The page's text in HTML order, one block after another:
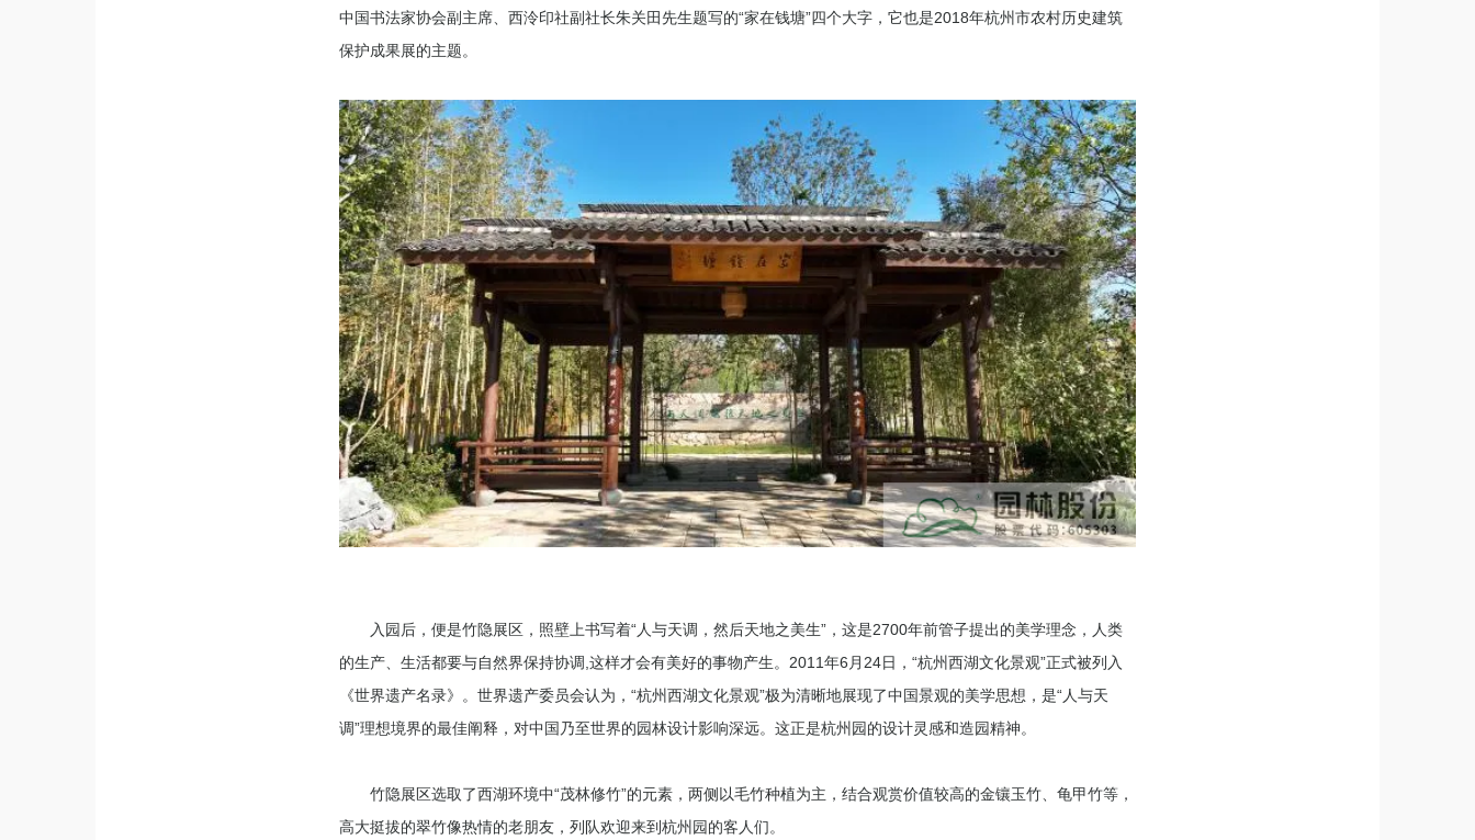
中国书法家协会副主席、西泠印社副社长朱关田先生题写的“家在钱塘”四个大字，它也是2018年杭州市农村历史建筑
保护成果展的主题。
入园后，便是竹隐展区，照壁上书写着“人与天调，然后天地之美生”，这是2700年前管子提出的美学理念，人类
的生产、生活都要与自然界保持协调,这样才会有美好的事物产生。2011年6月24日，“杭州西湖文化景观”正式被列入
《世界遗产名录》。世界遗产委员会认为，“杭州西湖文化景观”极为清晰地展现了中国景观的美学思想，是“人与天
调”理想境界的最佳阐释，对中国乃至世界的园林设计影响深远。这正是杭州园的设计灵感和造园精神。
竹隐展区选取了西湖环境中“茂林修竹”的元素，两侧以毛竹种植为主，结合观赏价值较高的金镶玉竹、龟甲竹等，
高大挺拔的翠竹像热情的老朋友，列队欢迎来到杭州园的客人们。